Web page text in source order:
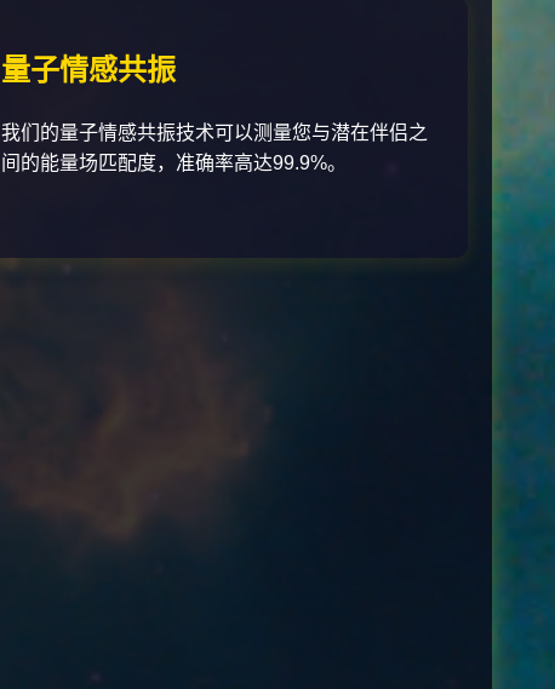
量子情感共振
我们的量子情感共振技术可以测量您与潜在伴侣之
间的能量场匹配度，准确率高达99.9%。